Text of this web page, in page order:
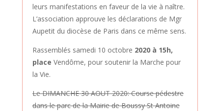
leurs manifestations en faveur de la vie à naître.
L’association approuve les déclarations de Mgr
Aupetit du diocèse de Paris dans ce même sens.
Rassemblés samedi 10 octobre 2020 à 15h,
place Vendôme, pour soutenir la Marche pour
la Vie.
Le DIMANCHE 30 AOUT 2020: Course pédestre
dans le parc de la Mairie de Boussy St Antoine